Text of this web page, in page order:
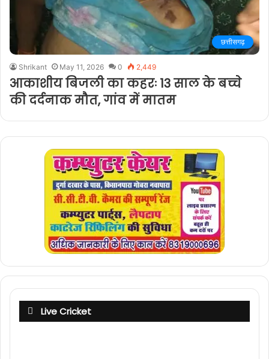
छत्तीसगढ़
Shrikant May 11, 2026 0 2,449
आकाशीय बिजली का कहरः 13 साल के बच्चे
की दर्दनाक मौत, गांव में मातम
Live Cricket